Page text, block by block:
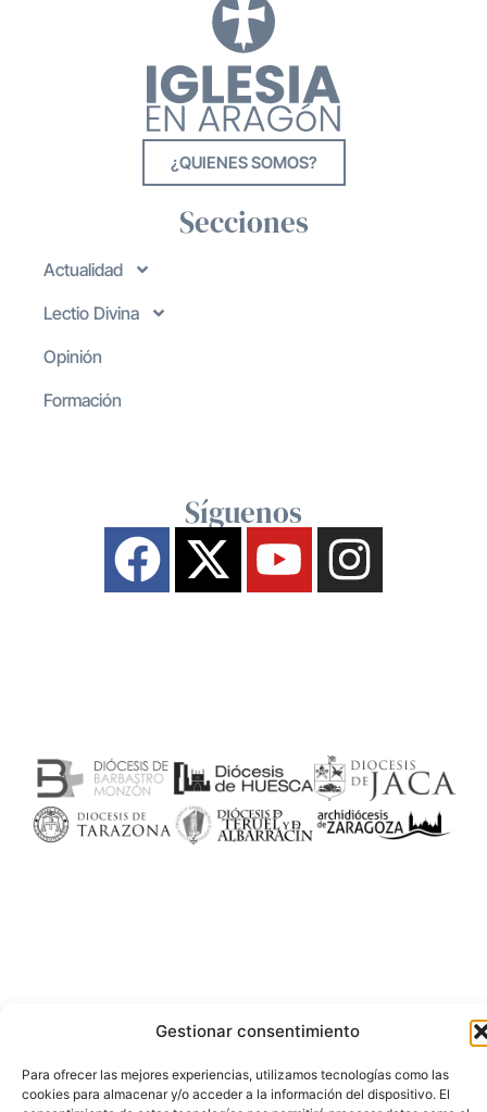
Gestionar consentimiento
Para ofrecer las mejores experiencias, utilizamos tecnologías como las
cookies para almacenar y/o acceder a la información del dispositivo. El
¿QUIENES SOMOS?
Secciones
Actualidad
Lectio Divina
Opinión
Formación
Síguenos